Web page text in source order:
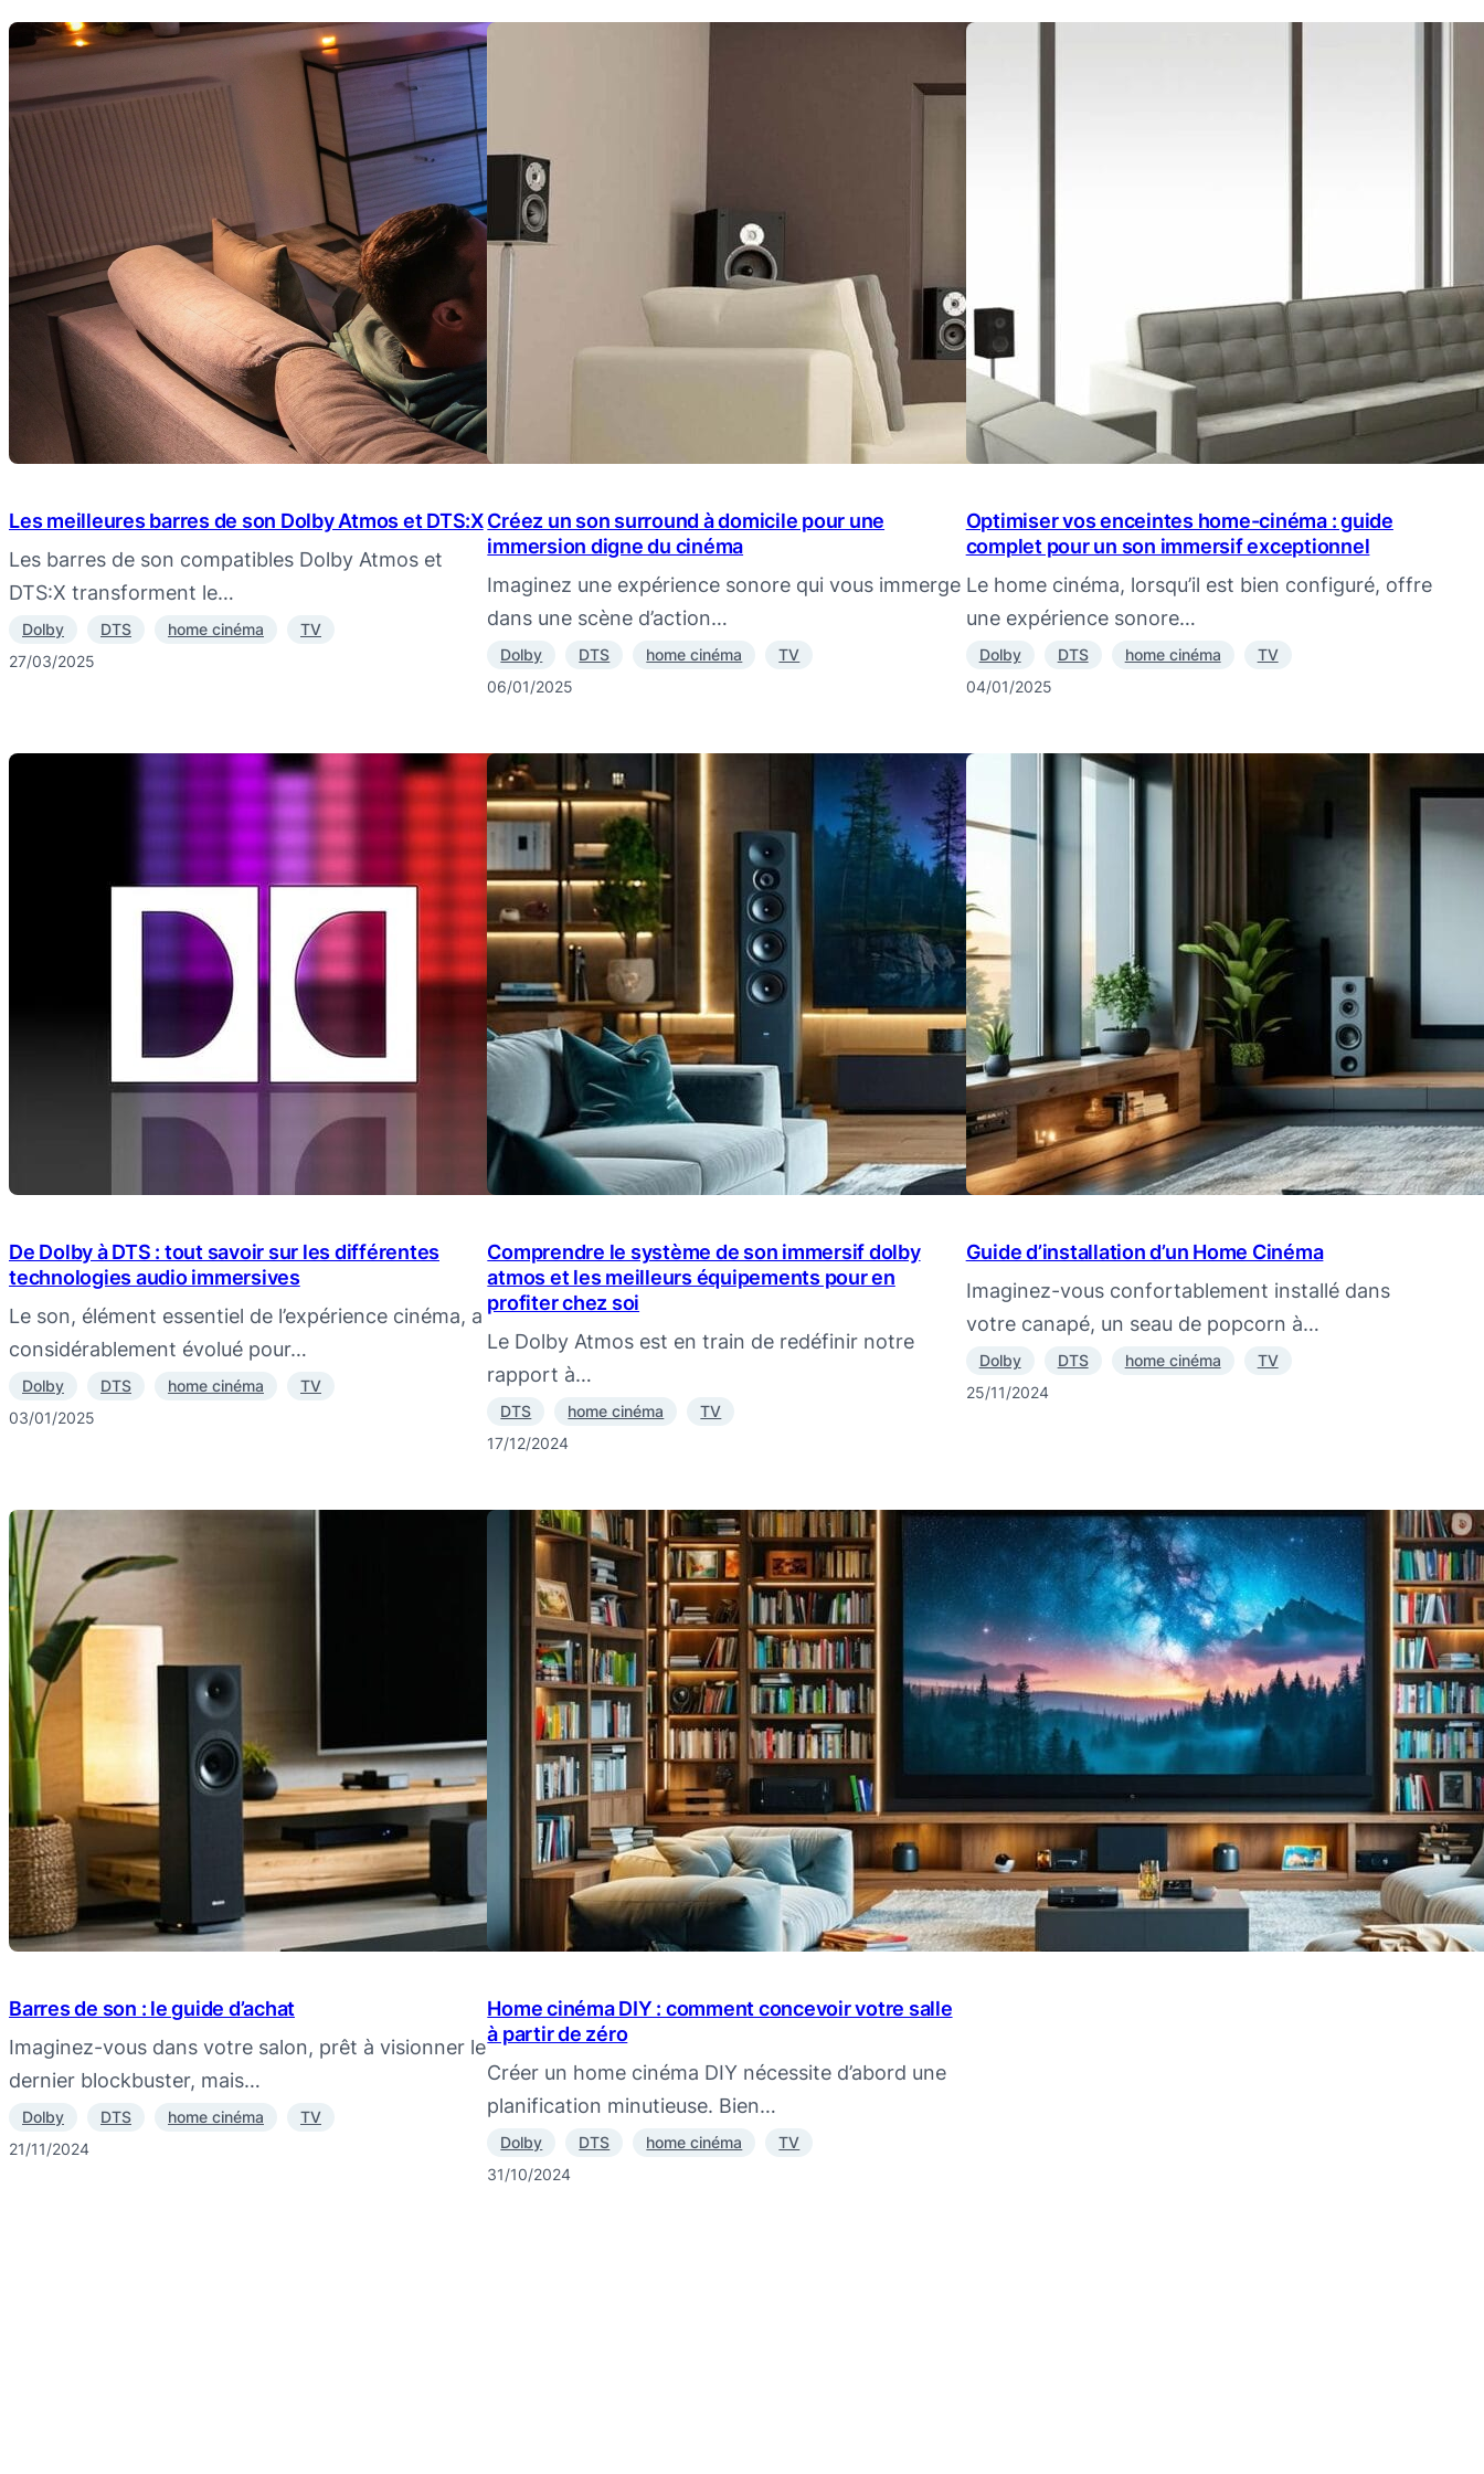
Les meilleures barres de son Dolby Atmos et DTS:X
Les barres de son compatibles Dolby Atmos et
DTS:X transforment le…
Dolby DTS home cinéma
TV
27/03/2025
Créez un son surround à domicile pour une
immersion digne du cinéma
Imaginez une expérience sonore qui vous immerge
dans une scène d’action…
Dolby DTS home cinéma
TV
06/01/2025
Optimiser vos enceintes home-cinéma : guide
complet pour un son immersif exceptionnel
Le home cinéma, lorsqu’il est bien configuré, offre
une expérience sonore…
Dolby DTS home cinéma
TV
04/01/2025
De Dolby à DTS : tout savoir sur les différentes
technologies audio immersives
Le son, élément essentiel de l’expérience cinéma, a
considérablement évolué pour…
Dolby DTS home cinéma
TV
03/01/2025
Comprendre le système de son immersif dolby
atmos et les meilleurs équipements pour en
profiter chez soi
Le Dolby Atmos est en train de redéfinir notre
rapport à…
DTS home cinéma
TV
17/12/2024
Guide d’installation d’un Home Cinéma
Imaginez-vous confortablement installé dans
votre canapé, un seau de popcorn à…
Dolby DTS home cinéma
TV
25/11/2024
Barres de son : le guide d’achat
Imaginez-vous dans votre salon, prêt à visionner le
dernier blockbuster, mais…
Dolby DTS home cinéma
TV
21/11/2024
Home cinéma DIY : comment concevoir votre salle
à partir de zéro
Créer un home cinéma DIY nécessite d’abord une
planification minutieuse. Bien…
Dolby DTS home cinéma
TV
31/10/2024